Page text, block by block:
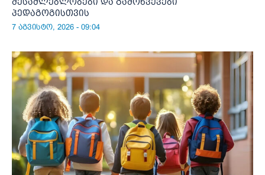
პედაგოგისთვის
7 აგვისტო, 2026 - 09:04